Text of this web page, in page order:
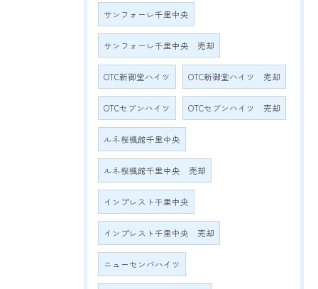
サンフォーレ千里中央
サンフォーレ千里中央 売却
OTC新御堂ハイツ OTC新御堂ハイツ 売却
OTCセブンハイツ OTCセブンハイツ 売却
ルネ桜楓館千里中央
ルネ桜楓館千里中央 売却
インプレスト千里中央
インプレスト千里中央 売却
ニューセンバハイツ